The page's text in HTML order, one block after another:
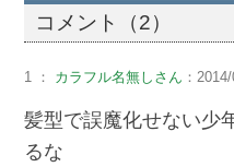
コメント（2）
1 ： カラフル名無しさん ：
髪型で誤魔化せない少
るな